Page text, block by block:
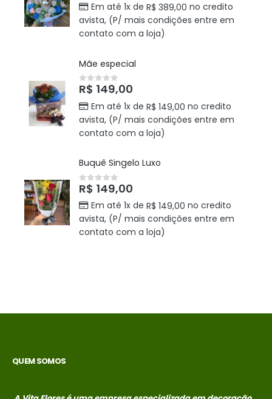
Em até 1x de R$ 389,00 no credito
avista, (P/ mais condições entre em
contato com a loja)
Mãe especial
0out of 5
R$ 149,00
Em até 1x de R$ 149,00 no credito
avista, (P/ mais condições entre em
contato com a loja)
Buquê Singelo Luxo
0out of 5
R$ 149,00
Em até 1x de R$ 149,00 no credito
avista, (P/ mais condições entre em
contato com a loja)
QUEM SOMOS